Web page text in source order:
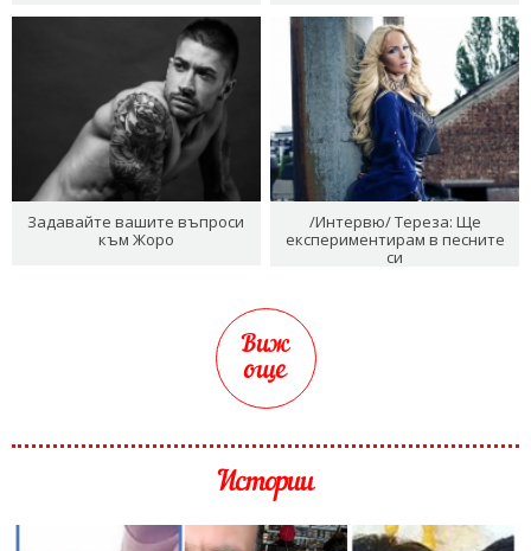
Задавайте вашите въпроси
към Жоро
/Интервю/ Тереза: Ще
експериментирам в песните
си
Виж
още
Истории